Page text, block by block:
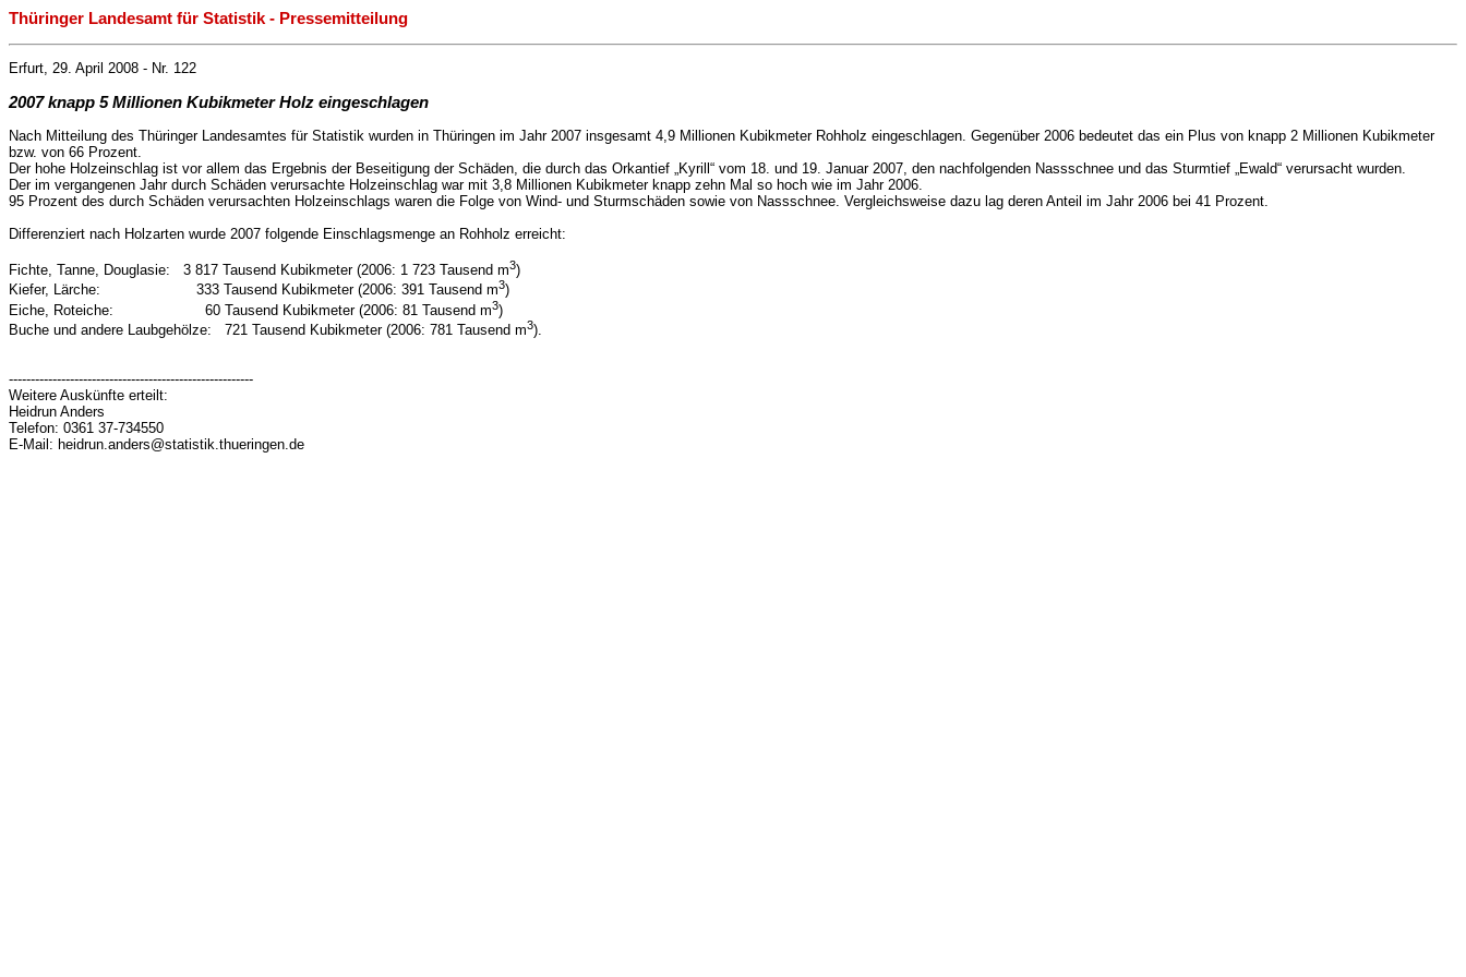
Thüringer Landesamt für Statistik - Pressemitteilung
Erfurt, 29. April 2008 - Nr. 122
2007 knapp 5 Millionen Kubikmeter Holz eingeschlagen
Nach Mitteilung des Thüringer Landesamtes für Statistik wurden in Thüringen im Jahr 2007 insgesamt 4,9 Millionen Kubikmeter Rohholz eingeschlagen. Gegenüber 2006 bedeutet das ein Plus von knapp 2 Millionen Kubikmeter
bzw. von 66 Prozent.
Der hohe Holzeinschlag ist vor allem das Ergebnis der Beseitigung der Schäden, die durch das Orkantief „Kyrill“ vom 18. und 19. Januar 2007, den nachfolgenden Nassschnee und das Sturmtief „Ewald“ verursacht wurden.
Der im vergangenen Jahr durch Schäden verursachte Holzeinschlag war mit 3,8 Millionen Kubikmeter knapp zehn Mal so hoch wie im Jahr 2006.
95 Prozent des durch Schäden verursachten Holzeinschlags waren die Folge von Wind- und Sturmschäden sowie von Nassschnee. Vergleichsweise dazu lag deren Anteil im Jahr 2006 bei 41 Prozent.
Differenziert nach Holzarten wurde 2007 folgende Einschlagsmenge an Rohholz erreicht:
Fichte, Tanne, Douglasie: 3 817 Tausend Kubikmeter (2006: 1 723 Tausend m3)
Kiefer, Lärche: 333 Tausend Kubikmeter (2006: 391 Tausend m3)
Eiche, Roteiche: 60 Tausend Kubikmeter (2006: 81 Tausend m3)
Buche und andere Laubgehölze: 721 Tausend Kubikmeter (2006: 781 Tausend m3).
--------------------------------------------------------
Weitere Auskünfte erteilt:
Heidrun Anders
Telefon: 0361 37-734550
E-Mail: heidrun.anders@statistik.thueringen.de